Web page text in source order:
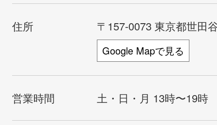
住所 〒157-0073 東京都世田
Google Mapで見る
営業時間 土・日・月 13時〜19時